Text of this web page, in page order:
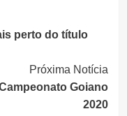
perto do título
Próxima Notícia
Goiano
2020